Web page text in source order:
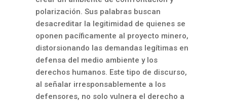
polarización. Sus palabras buscan
desacreditar la legitimidad de quienes se
oponen pacíficamente al proyecto minero,
distorsionando las demandas legítimas en
defensa del medio ambiente y los
derechos humanos. Este tipo de discurso,
al señalar irresponsablemente a los
defensores, no solo vulnera el derecho a